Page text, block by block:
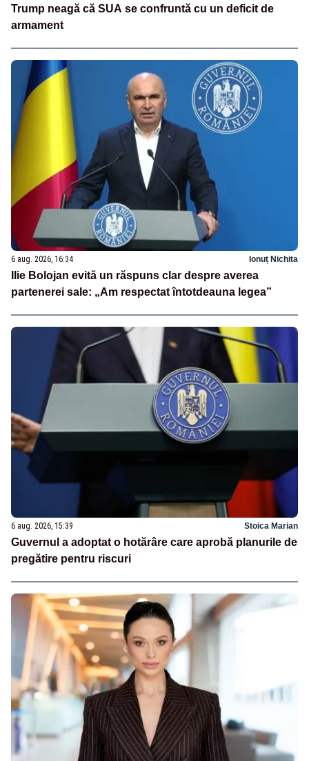
Trump neagă că SUA se confruntă cu un deficit de
armament
6 aug. 2026, 16:34 Ionuț Nichita
Ilie Bolojan evită un răspuns clar despre averea
partenerei sale: „Am respectat întotdeauna legea”
6 aug. 2026, 15:39 Stoica Marian
Guvernul a adoptat o hotărâre care aprobă planurile de
pregătire pentru riscuri